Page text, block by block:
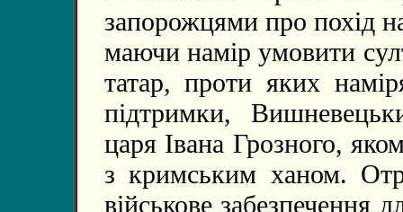
запорожцями про похід
маючи намір умовити
татар, проти яких
підтримки,
царя Івана Грозного,
з кримським ханом.
військове